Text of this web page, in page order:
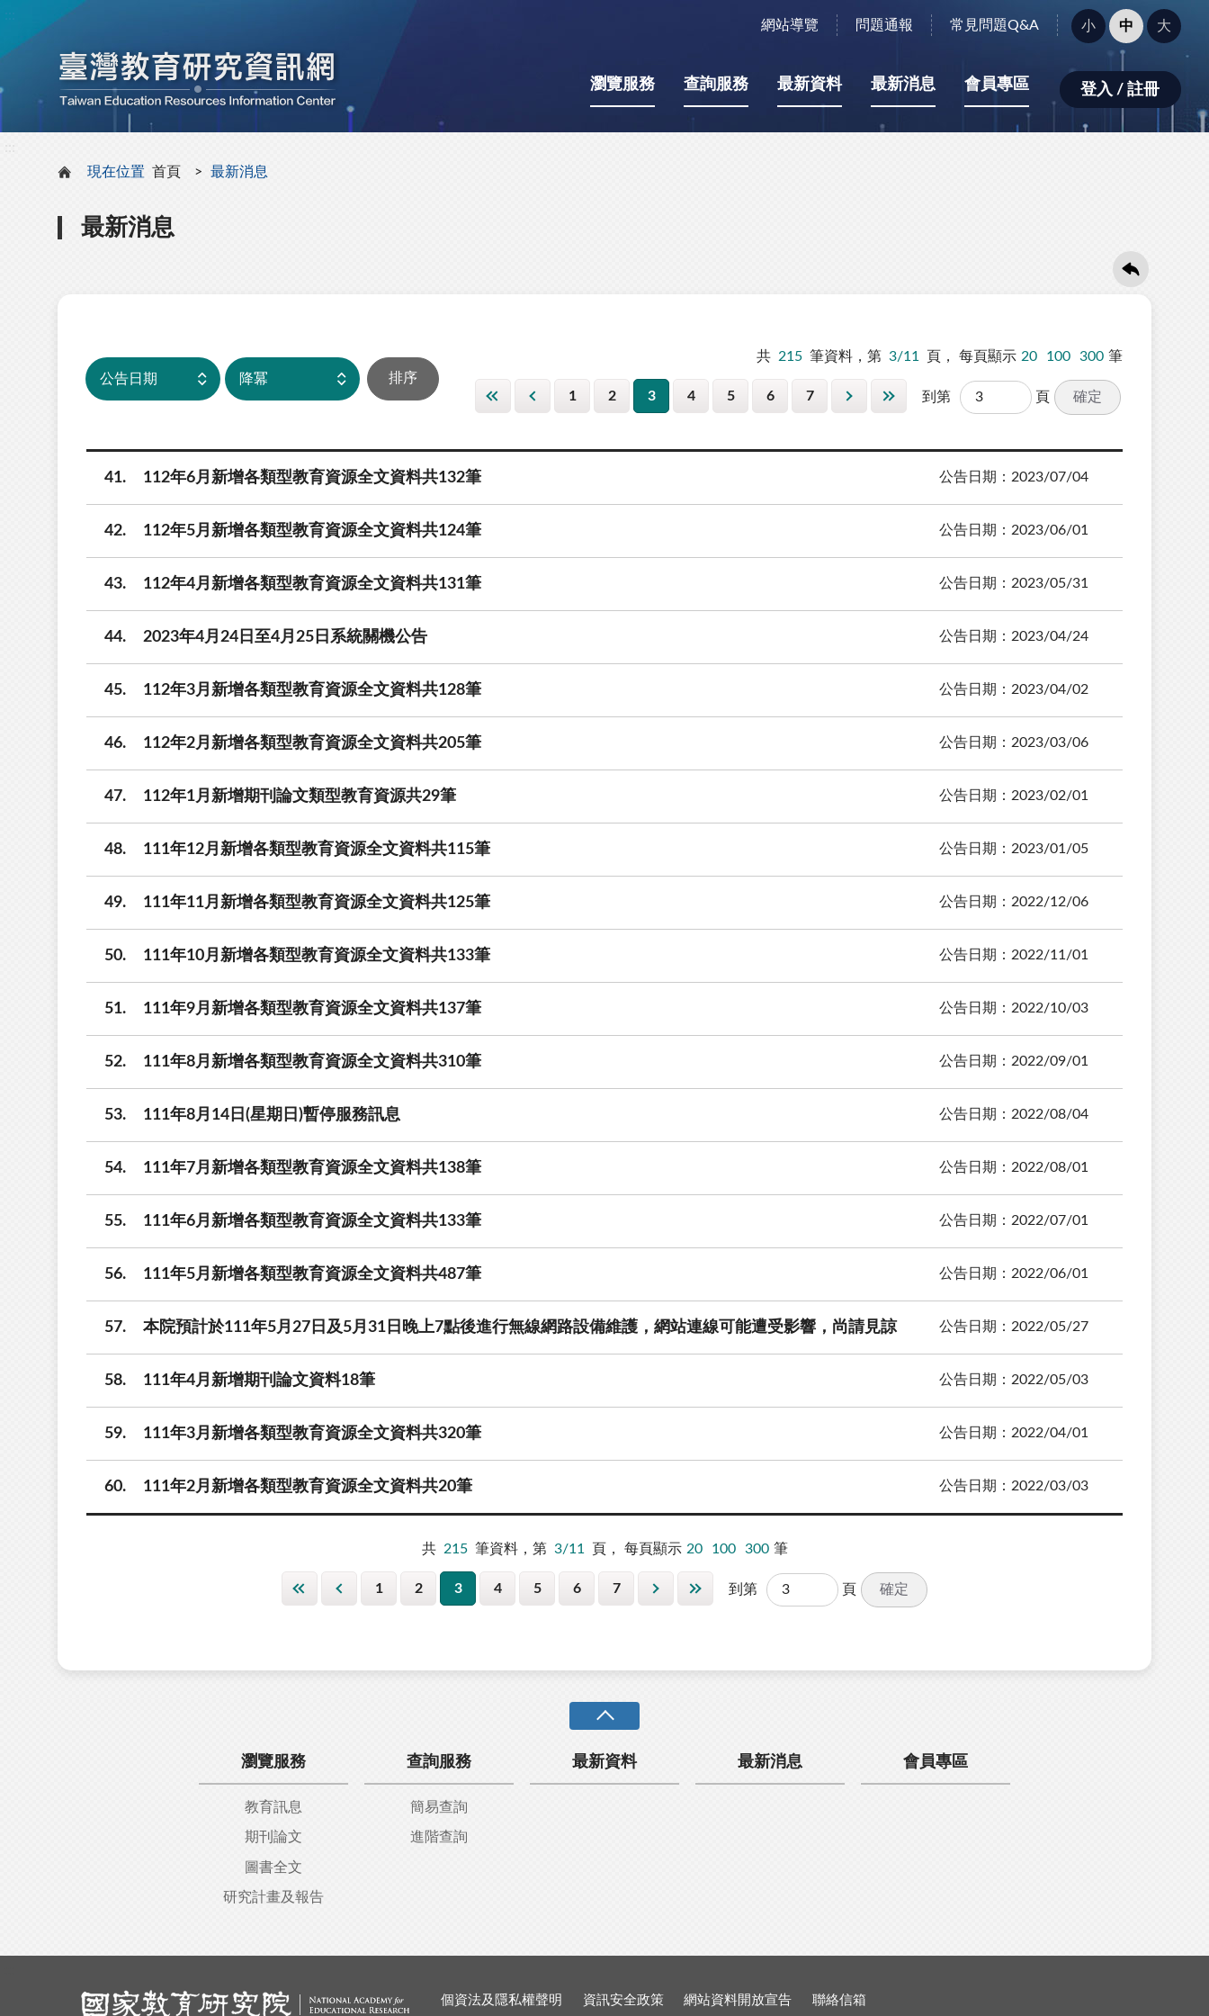
網站導覽 問題通報 常見問題Q&A
字
型
小：
小 中 大
瀏覽服務 查詢服務 最新資料 最新消息 會員專區 登入 / 註冊
現在位置 首頁 最新消息
最新消息
共 215 筆資料，第 3/11 頁， 每頁顯示 20 100 300 筆
1 2 3 4 5 6 7 到第 頁 確定
41 112年6月新增各類型教育資源全文資料共132筆 公告日期：2023/07/04
42 112年5月新增各類型教育資源全文資料共124筆 公告日期：2023/06/01
43 112年4月新增各類型教育資源全文資料共131筆 公告日期：2023/05/31
44 2023年4月24日至4月25日系統關機公告 公告日期：2023/04/24
45 112年3月新增各類型教育資源全文資料共128筆 公告日期：2023/04/02
46 112年2月新增各類型教育資源全文資料共205筆 公告日期：2023/03/06
47 112年1月新增期刊論文類型教育資源共29筆 公告日期：2023/02/01
48 111年12月新增各類型教育資源全文資料共115筆 公告日期：2023/01/05
49 111年11月新增各類型教育資源全文資料共125筆 公告日期：2022/12/06
50 111年10月新增各類型教育資源全文資料共133筆 公告日期：2022/11/01
51 111年9月新增各類型教育資源全文資料共137筆 公告日期：2022/10/03
52 111年8月新增各類型教育資源全文資料共310筆 公告日期：2022/09/01
53 111年8月14日(星期日)暫停服務訊息 公告日期：2022/08/04
54 111年7月新增各類型教育資源全文資料共138筆 公告日期：2022/08/01
55 111年6月新增各類型教育資源全文資料共133筆 公告日期：2022/07/01
56 111年5月新增各類型教育資源全文資料共487筆 公告日期：2022/06/01
57 本院預計於111年5月27日及5月31日晚上7點後進行無線網路設備維護，網站連線可能遭受影響，尚請見諒 公告日期：2022/05/27
58 111年4月新增期刊論文資料18筆 公告日期：2022/05/03
59 111年3月新增各類型教育資源全文資料共320筆 公告日期：2022/04/01
60 111年2月新增各類型教育資源全文資料共20筆 公告日期：2022/03/03
共 215 筆資料，第 3/11 頁， 每頁顯示 20 100 300 筆
1 2 3 4 5 6 7 到第 頁 確定
瀏覽服務
教育訊息
期刊論文
圖書全文
研究計畫及報告
查詢服務
簡易查詢
進階查詢
最新資料 最新消息 會員專區
個資法及隱私權聲明 資訊安全政策 網站資料開放宣告 聯絡信箱